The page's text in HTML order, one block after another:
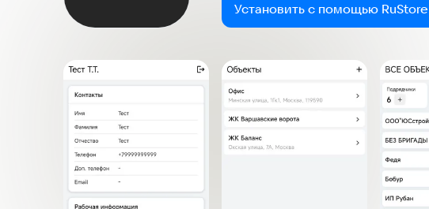
Установить с помощью RuStore
Скриншоты